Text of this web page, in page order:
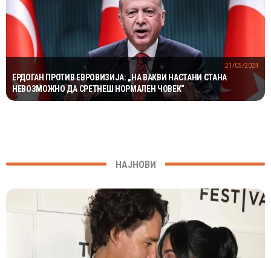
ЕРДОГАН ПРОТИВ ЕВРОВИЗИЈА: „НА ВАКВИ НАСТАНИ СТАНА
НЕВОЗМОЖНО ДА СРЕТНЕШ НОРМАЛЕН ЧОВЕК“
21/05/2024
НАЈНОВИ